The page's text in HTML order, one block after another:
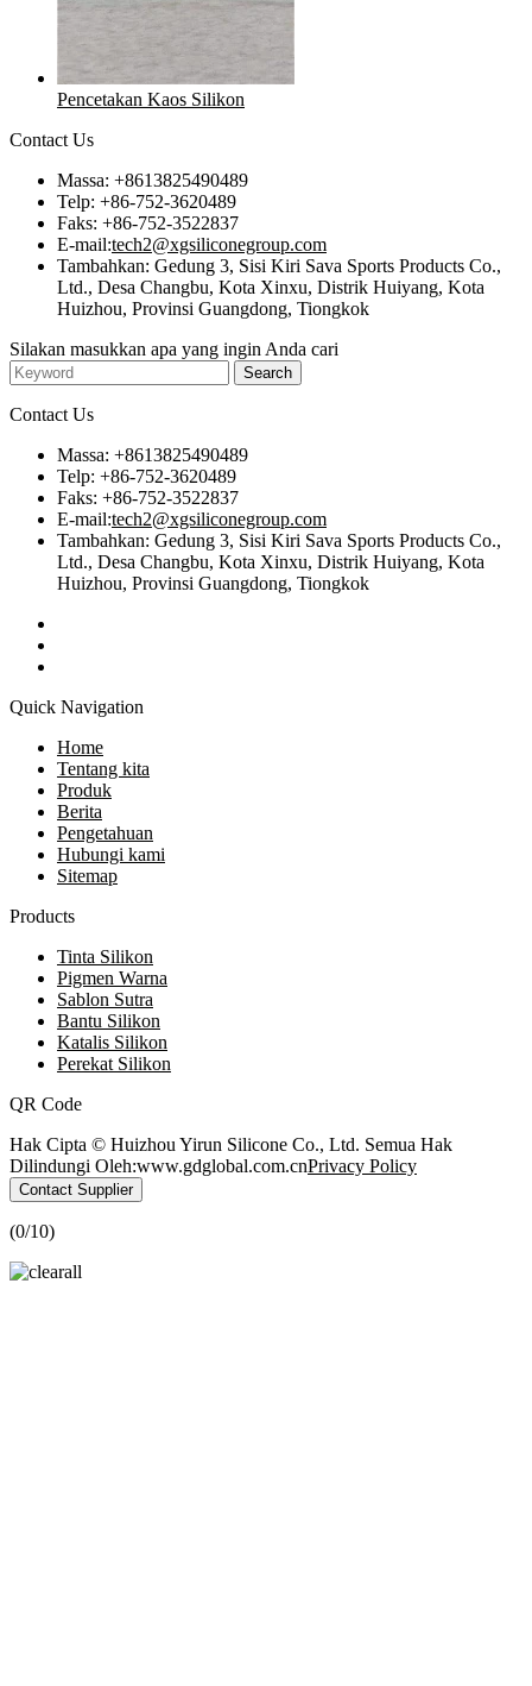
Pencetakan Kaos Silikon
Contact Us
Massa: +8613825490489
Telp: +86-752-3620489
Faks: +86-752-3522837
E-mail:tech2@xgsiliconegroup.com
Tambahkan: Gedung 3, Sisi Kiri Sava Sports Products Co.,
Ltd., Desa Changbu, Kota Xinxu, Distrik Huiyang, Kota
Huizhou, Provinsi Guangdong, Tiongkok
Silakan masukkan apa yang ingin Anda cari
Contact Us
Massa: +8613825490489
Telp: +86-752-3620489
Faks: +86-752-3522837
E-mail:tech2@xgsiliconegroup.com
Tambahkan: Gedung 3, Sisi Kiri Sava Sports Products Co.,
Ltd., Desa Changbu, Kota Xinxu, Distrik Huiyang, Kota
Huizhou, Provinsi Guangdong, Tiongkok
Quick Navigation
Home
Tentang kita
Produk
Berita
Pengetahuan
Hubungi kami
Sitemap
Products
Tinta Silikon
Pigmen Warna
Sablon Sutra
Bantu Silikon
Katalis Silikon
Perekat Silikon
QR Code
Hak Cipta © Huizhou Yirun Silicone Co., Ltd. Semua Hak
Dilindungi Oleh:www.gdglobal.com.cnPrivacy Policy
Contact Supplier
(0/10)